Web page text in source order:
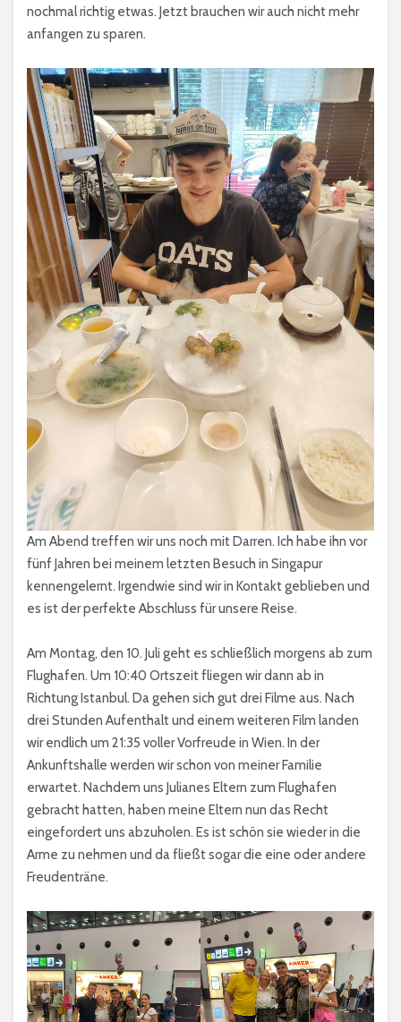
nochmal richtig etwas. Jetzt brauchen wir auch nicht mehr
anfangen zu sparen.
Am Abend treffen wir uns noch mit Darren. Ich habe ihn vor
fünf Jahren bei meinem letzten Besuch in Singapur
kennengelernt. Irgendwie sind wir in Kontakt geblieben und
es ist der perfekte Abschluss für unsere Reise.
Am Montag, den 10. Juli geht es schließlich morgens ab zum
Flughafen. Um 10:40 Ortszeit fliegen wir dann ab in
Richtung Istanbul. Da gehen sich gut drei Filme aus. Nach
drei Stunden Aufenthalt und einem weiteren Film landen
wir endlich um 21:35 voller Vorfreude in Wien. In der
Ankunftshalle werden wir schon von meiner Familie
erwartet. Nachdem uns Julianes Eltern zum Flughafen
gebracht hatten, haben meine Eltern nun das Recht
eingefordert uns abzuholen. Es ist schön sie wieder in die
Arme zu nehmen und da fließt sogar die eine oder andere
Freudenträne.